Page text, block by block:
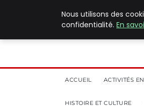
ACCUEIL ACTIVITÉS
HISTOIRE ET CULTURE
Nous utilisons des
confidentialité. En